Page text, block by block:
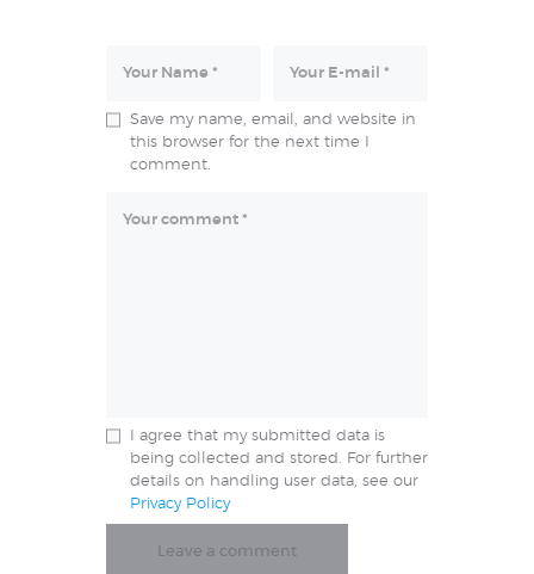
Save my name, email, and website in
this browser for the next time I
comment.
I agree that my submitted data is
being collected and stored. For further
details on handling user data, see our
Privacy Policy